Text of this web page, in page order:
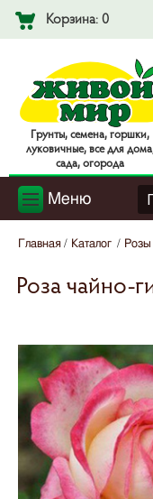
Корзина: 0
Гpyнты, ceмeнa, гopшки,
лyкoвичныe, вce для
caдa, oгopoдa
Меню
Главная Каталог
Роза чайно-